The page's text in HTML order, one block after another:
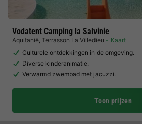
Vodatent Camping la Salvinie
Aquitanië, Terrasson La Villedieu
Kaart
Culturele ontdekkingen in de omgeving.
Diverse kinderanimatie.
Verwarmd zwembad met jacuzzi.
Toon prijzen